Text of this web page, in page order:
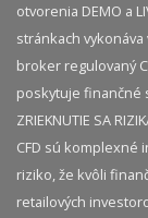
otvorenia DEMO a
stránkach
broker regulovaný
poskytuje finančné
ZRIEKNUTIE SA
CFD sú komplexné
riziko, že kvôli
retailových